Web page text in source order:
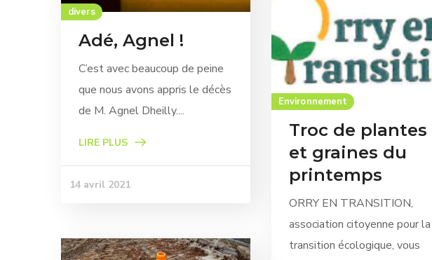
divers
Adé, Agnel !
C’est avec beaucoup de peine
que nous avons appris le décès
de M. Agnel Dheilly....
LIRE PLUS
14 avril 2021
Environnement
Troc de plantes
et graines du
printemps
ORRY EN TRANSITION,
association citoyenne pour la
transition écologique, vous